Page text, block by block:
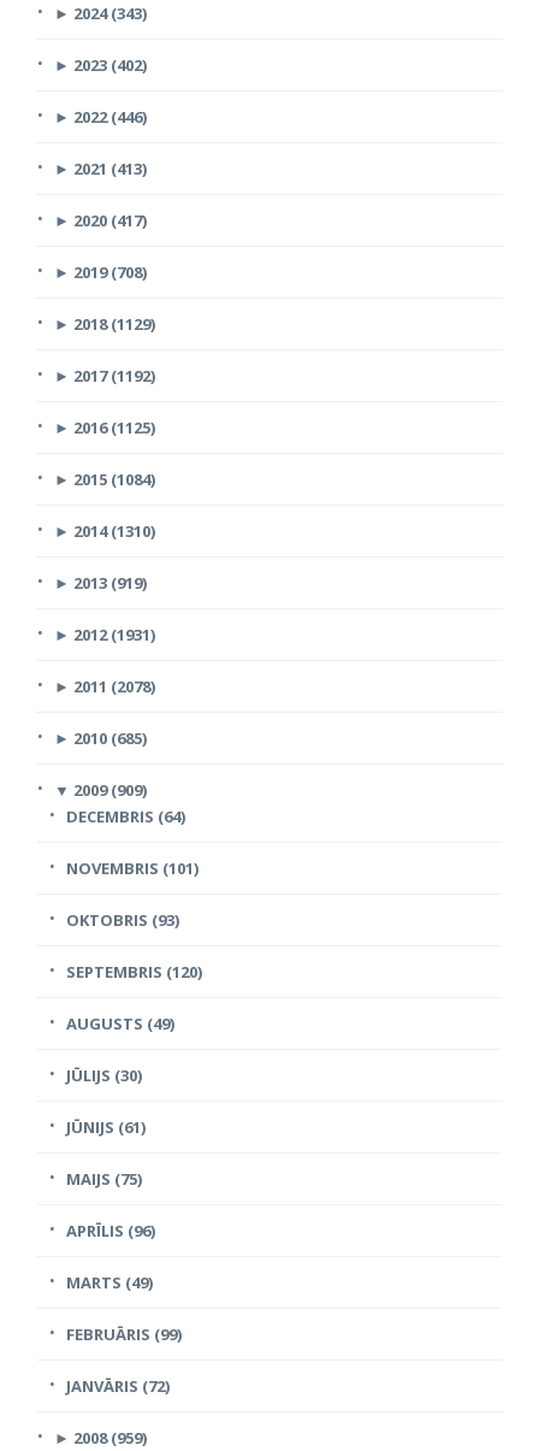
► 2024 (343)
► 2023 (402)
► 2022 (446)
► 2021 (413)
► 2020 (417)
► 2019 (708)
► 2018 (1129)
► 2017 (1192)
► 2016 (1125)
► 2015 (1084)
► 2014 (1310)
► 2013 (919)
► 2012 (1931)
► 2011 (2078)
► 2010 (685)
▼ 2009 (909)
DECEMBRIS (64)
NOVEMBRIS (101)
OKTOBRIS (93)
SEPTEMBRIS (120)
AUGUSTS (49)
JŪLIJS (30)
JŪNIJS (61)
MAIJS (75)
APRĪLIS (96)
MARTS (49)
FEBRUĀRIS (99)
JANVĀRIS (72)
► 2008 (959)